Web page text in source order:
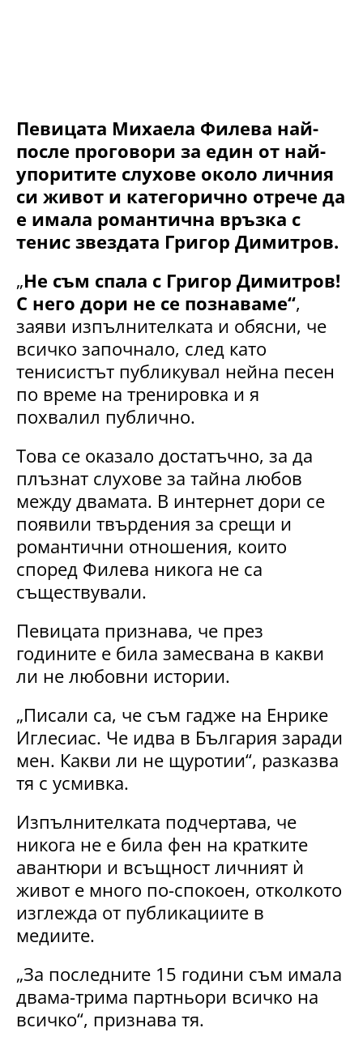
Певицата Михаела Филева най-
после проговори за един от най-
упоритите слухове около личния
си живот и категорично отрече да
е имала романтична връзка с
тенис звездата Григор Димитров.
„Не съм спала с Григор Димитров!
С него дори не се познаваме“,
заяви изпълнителката и обясни, че
всичко започнало, след като
тенисистът публикувал нейна песен
по време на тренировка и я
похвалил публично.
Това се оказало достатъчно, за да
плъзнат слухове за тайна любов
между двамата. В интернет дори се
появили твърдения за срещи и
романтични отношения, които
според Филева никога не са
съществували.
Певицата признава, че през
годините е била замесвана в какви
ли не любовни истории.
„Писали са, че съм гадже на Енрике
Иглесиас. Че идва в България заради
мен. Какви ли не щуротии“, разказва
тя с усмивка.
Изпълнителката подчертава, че
никога не е била фен на кратките
авантюри и всъщност личният ѝ
живот е много по-спокоен, отколкото
изглежда от публикациите в
медиите.
„За последните 15 години съм имала
двама-трима партньори всичко на
всичко“, признава тя.